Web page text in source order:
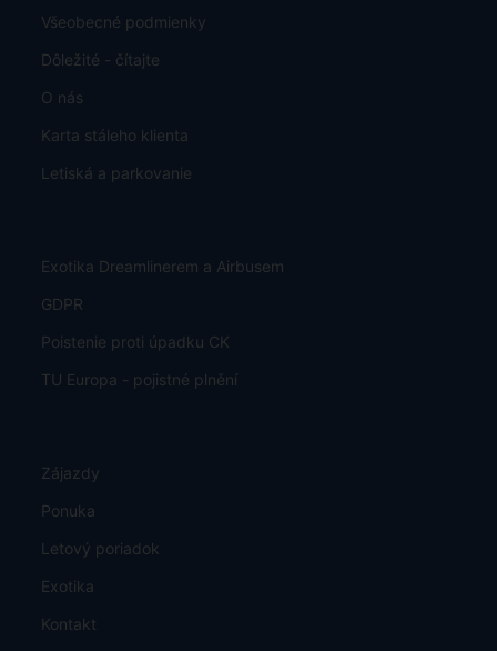
Všeobecné podmienky
Dôležité - čítajte
O nás
Karta stáleho klienta
Letiská a parkovanie
Exotika Dreamlinerem a Airbusem
GDPR
Poistenie proti úpadku CK
TU Europa - pojistné plnění
Zájazdy
Ponuka
Letový poriadok
Exotika
Kontakt